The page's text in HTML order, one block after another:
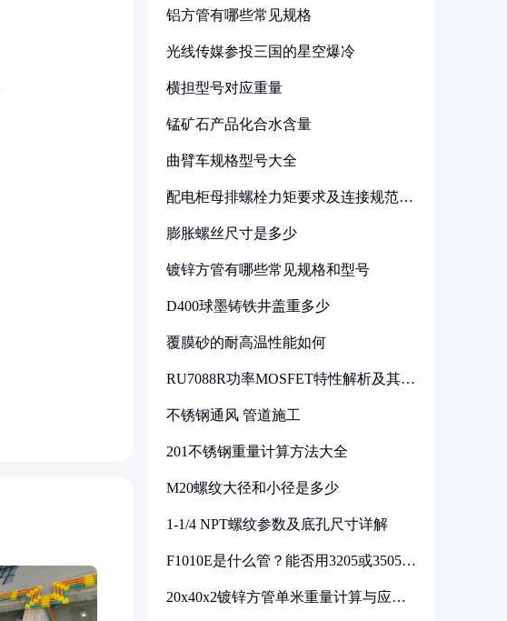
铝方管有哪些常见规格
光线传媒参投三国的星空爆冷
横担型号对应重量
锰矿石产品化合水含量
曲臂车规格型号大全
配电柜母排螺栓力矩要求及连接规范详
膨胀螺丝尺寸是多少
镀锌方管有哪些常见规格和型号
D400球墨铸铁井盖重多少
覆膜砂的耐高温性能如何
RU7088R功率MOSFET特性解析及其在
不锈钢通风 管道施工
201不锈钢重量计算方法大全
M20螺纹大径和小径是多少
1-1/4 NPT螺纹参数及底孔尺寸详解
F1010E是什么管？能否用3205或3505代
20x40x2镀锌方管单米重量计算与应用